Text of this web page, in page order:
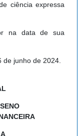
ciência expressa
na data de sua
de junho de 2024.